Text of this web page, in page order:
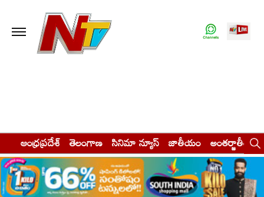
ఆంధ్రప్రదేశ్ తెలంగాణ సినిమా న్యూస్ జాతీయం అంతర్జాతీయం